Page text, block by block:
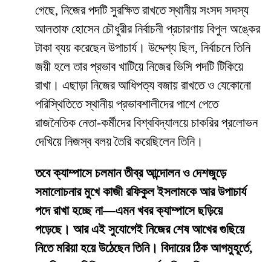
গেছে, নিজের পদটি সুরক্ষিত রাখতে স্থানীয় সংসদ সদস্য
আলতাফ হোসেন চৌধুরীর নির্বাচনী প্রচারণায় বিপুল অঙ্কের
টাকা ব্যয় করেছেন উপাচার্য। উদ্দেশ্য ছিল, নির্বাচনে তিনি
জয়ী হলে তার প্রভাব খাটিয়ে নিজের ভিসি পদটি টিকিয়ে
রাখা। এছাড়া নিজের আধিপত্য বজায় রাখতে ও যেকোনো
পরিস্থিতিতে স্থানীয় প্রভাবশালীদের পাশে পেতে
রাজনৈতিক নেতা-কর্মীদের বিশ্ববিদ্যালয়ে চাকরির প্রলোভন
দেখিয়ে নিজস্ব বলয় তৈরি করেছিলেন তিনি।
তবে ক্যাম্পাসে চলমান তীব্র আন্দোলন ও দেশজুড়ে
সমালোচনার মুখে কাজী রফিকুল ইসলামকে আর উপাচার্য
পদে রাখা হচ্ছে না—এমন খবর ক্যাম্পাসে ছড়িয়ে
পড়েছে। আর এই সুযোগেই নিজের শেষ আখের গুছিয়ে
নিতে মরিয়া হয়ে উঠেছেন তিনি। বিদায়ের ঠিক আগমুহূর্তে,